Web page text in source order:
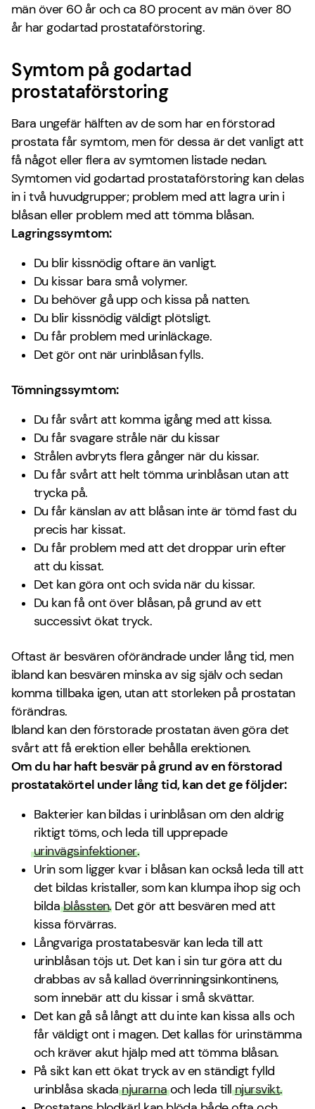
män över 60 år och ca 80 procent av män över 80
år har godartad prostataförstoring.
Symtom på godartad
prostataförstoring
Bara ungefär hälften av de som har en förstorad
prostata får symtom, men för dessa är det vanligt att
få något eller flera av symtomen listade nedan.
Symtomen vid godartad prostataförstoring kan delas
in i två huvudgrupper; problem med att lagra urin i
blåsan eller problem med att tömma blåsan.
Lagringssymtom:
Du blir kissnödig oftare än vanligt.
Du kissar bara små volymer.
Du behöver gå upp och kissa på natten.
Du blir kissnödig väldigt plötsligt.
Du får problem med urinläckage.
Det gör ont när urinblåsan fylls.
Tömningssymtom:
Du får svårt att komma igång med att kissa.
Du får svagare stråle när du kissar
Strålen avbryts flera gånger när du kissar.
Du får svårt att helt tömma urinblåsan utan att
trycka på.
Du får känslan av att blåsan inte är tömd fast du
precis har kissat.
Du får problem med att det droppar urin efter
att du kissat.
Det kan göra ont och svida när du kissar.
Du kan få ont över blåsan, på grund av ett
successivt ökat tryck.
Oftast är besvären oförändrade under lång tid, men
ibland kan besvären minska av sig själv och sedan
komma tillbaka igen, utan att storleken på prostatan
förändras.
Ibland kan den förstorade prostatan även göra det
svårt att få erektion eller behålla erektionen.
Om du har haft besvär på grund av en förstorad
prostatakörtel under lång tid, kan det ge följder:
Bakterier kan bildas i urinblåsan om den aldrig
riktigt töms, och leda till upprepade
urinvägsinfektioner.
Urin som ligger kvar i blåsan kan också leda till att
det bildas kristaller, som kan klumpa ihop sig och
bildablåssten. Det gör att besvären med att
kissa förvärras.
Långvariga prostatabesvär kan leda till att
urinblåsan töjs ut. Det kan i sin tur göra att du
drabbas av så kallad överrinningsinkontinens,
som innebär att du kissar i små skvättar.
Det kan gå så långt att du inte kan kissa alls och
får väldigt ont i magen. Det kallas för urinstämma
och kräver akut hjälp med att tömma blåsan.
På sikt kan ett ökat tryck av en ständigt fylld
urinblåsa skadanjurarnaoch leda tillnjursvikt.